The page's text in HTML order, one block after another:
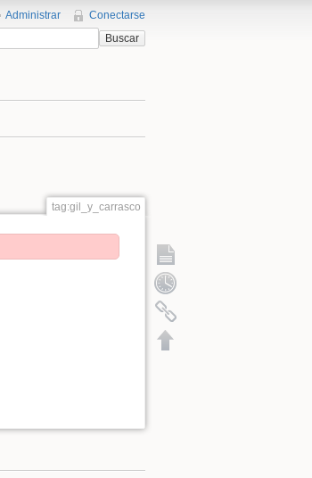
Administrar
Conectarse
Buscar
tag:gil_y_carrasco